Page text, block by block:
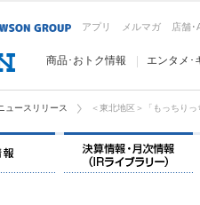
アプリ メルマガ 店舗･
商品･おトク情報 エンタメ･
ュースリリース ＜東北地区＞「もっちり
企業情報